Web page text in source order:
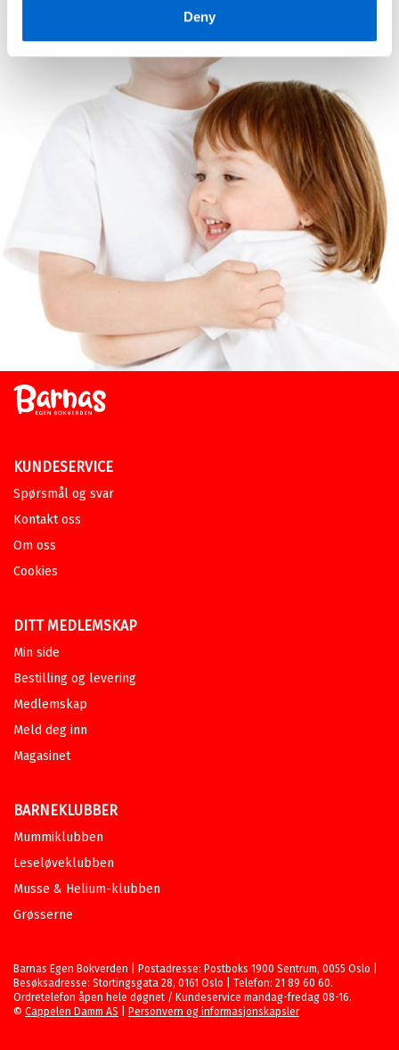
Deny
KUNDESERVICE
Spørsmål og svar
Kontakt oss
Om oss
Cookies
DITT MEDLEMSKAP
Min side
Bestilling og levering
Medlemskap
Meld deg inn
Magasinet
BARNEKLUBBER
Mummiklubben
Leseløveklubben
Musse & Helium-klubben
Grøsserne
Barnas Egen Bokverden | Postadresse: Postboks 1900 Sentrum, 0055 Oslo |
Besøksadresse: Stortingsgata 28, 0161 Oslo | Telefon: 21 89 60 60.
Ordretelefon åpen hele døgnet / Kundeservice mandag-fredag 08-16.
© Cappelen Damm AS Personvern og informasjonskapsler